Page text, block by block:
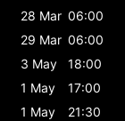
28 Mar 06:00
29 Mar 06:00
3 May
18:00
1 May
17:00
1 May
21:30